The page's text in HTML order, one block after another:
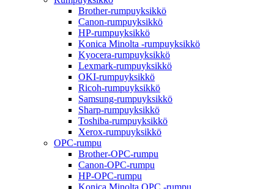
Brother-rumpuyksikkö
Canon-rumpuyksikkö
HP-rumpuyksikkö
Konica Minolta -rumpuyksikkö
Kyocera-rumpuyksikkö
Lexmark-rumpuyksikkö
OKI-rumpuyksikkö
Ricoh-rumpuyksikkö
Samsung-rumpuyksikkö
Sharp-rumpuyksikkö
Toshiba-rumpuyksikkö
Xerox-rumpuyksikkö
OPC-rumpu
Brother-OPC-rumpu
Canon-OPC-rumpu
HP-OPC-rumpu
Konica Minolta OPC -rumpu